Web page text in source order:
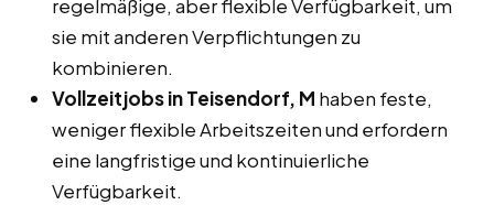
regelmäßige, aber flexible Verfügbarkeit, um
sie mit anderen Verpflichtungen zu
kombinieren.
Vollzeitjobs in Teisendorf, M haben feste,
weniger flexible Arbeitszeiten und erfordern
eine langfristige und kontinuierliche
Verfügbarkeit.